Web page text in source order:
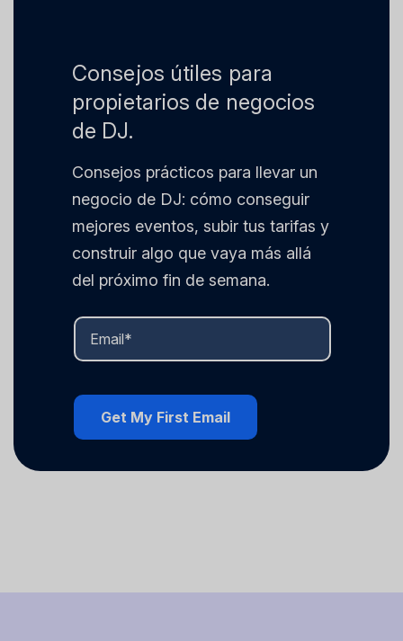
Consejos útiles para
propietarios de negocios
de DJ.
Consejos prácticos para llevar un
negocio de DJ: cómo conseguir
mejores eventos, subir tus tarifas y
construir algo que vaya más allá
del próximo fin de semana.